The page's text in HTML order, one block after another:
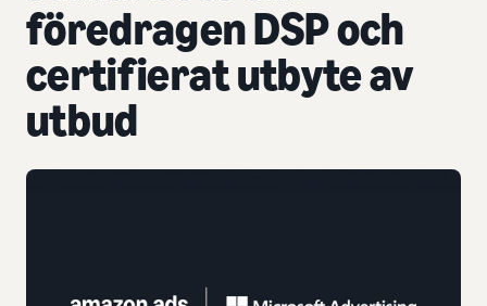
föredragen DSP och
certifierat utbyte av
utbud